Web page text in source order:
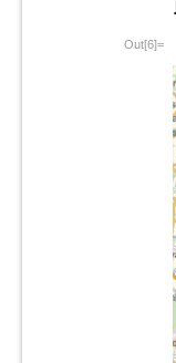
Out[6]=